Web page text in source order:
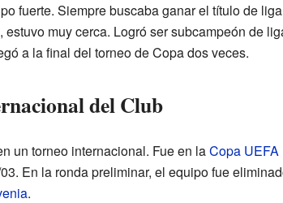
fuerte. Siempre buscaba ganar el título de
muy cerca. Logró ser subcampeón de
a la final del torneo de Copa dos veces.
del Club
un torneo internacional. Fue en laCopa UEFA
En la ronda preliminar, el equipo fue
.